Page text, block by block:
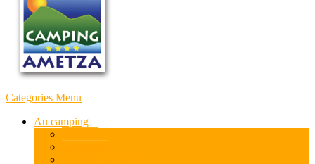
Categories Menu
Au camping